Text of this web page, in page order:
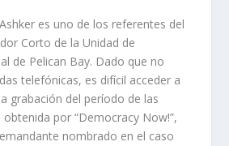
es uno de los referentes del
Corto de la Unidad de
de Pelican Bay. Dado que no
telefónicas, es difícil acceder a
grabación del período de las
por “Democracy Now!”,
nombrado en el caso